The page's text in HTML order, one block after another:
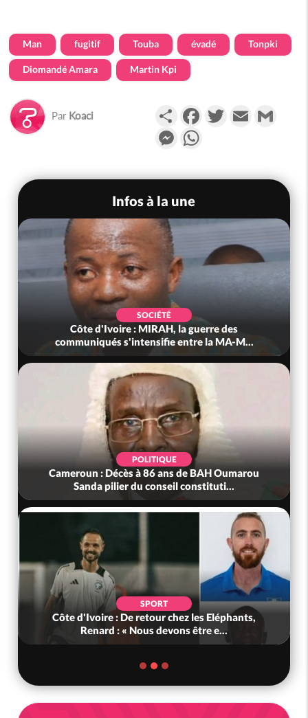
Man fugitif Touba évadé Tonpki
Diomandé Amara Martin Kpi
Par Koaci PartagerFacebookTwitterEmail
Messenger
Infos à la une
SOCIÉTÉ
Côte d'Ivoire : MIRAH, la guerre des
communiqués s'intensifie entre la MA-M...
POLITIQUE
Cameroun : Décès à 86 ans de BAH Oumarou
Sanda pilier du conseil constituti...
SPORT
Côte d'Ivoire : De retour chez les Eléphants,
Renard : « Nous devons être e...